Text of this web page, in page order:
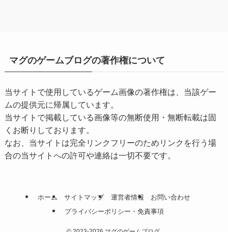
マグのゲームブログの著作権について
当サイトで使用しているゲーム画像の著作権は、当該ゲー
ムの提供元に帰属しています。
当サイトで掲載している画像等の無断使用・無断転載は固
くお断りしております。
なお、当サイトは完全リンクフリーのためリンクを行う場
合の当サイトへの許可や連絡は一切不要です。
ホーム サイトマップ 運営者情報
お問い合わせ
プライバシーポリシー・免責事項